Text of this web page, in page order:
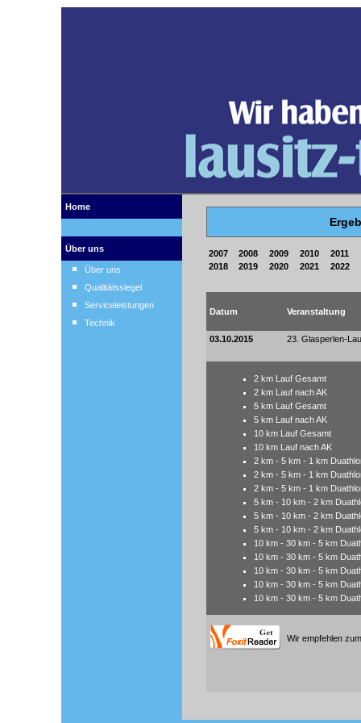
Home
Über uns
Über uns
Qualitätssiegel
Serviceleistungen
Technik
2007 2008 2009 2010
2011
2018
2019 2020 2021 2022
Datum Veranstaltung
03.10.2015 23. Glasperlen-
2 km Lauf Gesamt
2 km Lauf nach AK
5 km Lauf Gesamt
5 km Lauf nach AK
10 km Lauf Gesamt
10 km Lauf nach AK
2 km - 5 km - 1 km
2 km - 5 km - 1 km
2 km - 5 km - 1 km
5 km - 10 km - 2 km
5 km - 10 km - 2 km
5 km - 10 km - 2 km
10 km - 30 km - 5 km
10 km - 30 km - 5 km
10 km - 30 km - 5 km
10 km - 30 km - 5 km
10 km - 30 km - 5 km
Wir empfehlen